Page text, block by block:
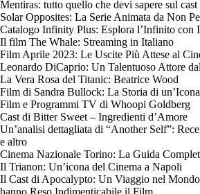
Mentiras: tutto quello che devi sapere sul
Solar Opposites: La Serie Animata da Non
Catalogo Infinity Plus: Esplora l’Infinito con
Il film The Whale: Streaming in Italiano
Film Aprile 2023: Le Uscite Più Attese al
Leonardo DiCaprio: Un Talentuoso Attore
La Vera Rosa del Titanic: Beatrice Wood
Film di Sandra Bullock: La Storia di
Film e Programmi TV di Whoopi Goldberg
Cast di Bitter Sweet – Ingredienti d’Amore
Un’analisi dettagliata di “Another Self”:
e altro
Cinema Nazionale Torino: La Guida
Il Trianon: Un’icona del Cinema a Napoli
Il Cast di Apocalypto: Un Viaggio nel
hanno Reso Indimenticabile il Film